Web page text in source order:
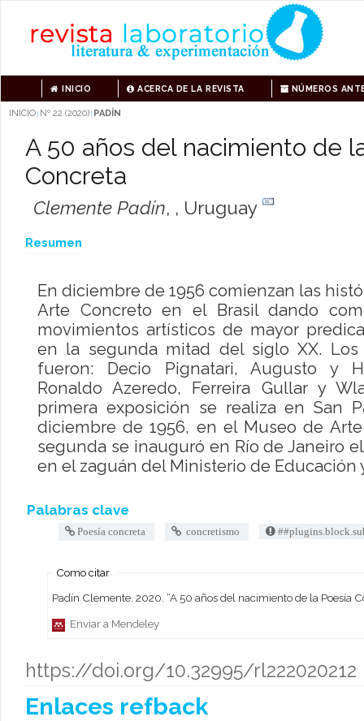
INICIO ACERCA DE LA REVISTA NÚMEROS
INICIO | Nº 22 (2020) | PADÍN
A 50 años del nacimiento de
Concreta
Clemente Padín, , Uruguay
Resumen
En diciembre de 1956 comienzan las
Arte Concreto en el Brasil dando
movimientos artísticos de mayor
en la segunda mitad del siglo XX. Los
fueron: Decio Pignatari, Augusto y
Ronaldo Azeredo, Ferreira Gullar y
primera exposición se realiza en San
diciembre de 1956, en el Museo de
segunda se inauguró en Río de Janeiro
en el zaguán del Ministerio de Educación
Palabras clave
Poesía concreta concretismo
Como citar
Padín Clemente. 2020. “A 50 años del nacimiento de la
Enviar a Mendeley
https://doi.org/10.32995/rl222020212
Enlaces refback